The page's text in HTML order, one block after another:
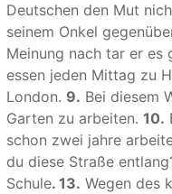
Deutschen den Mut
seinem Onkel
Meinung nach tar er es
essen jeden Mittag zu
London. 9. Bei diesem
Garten zu arbeiten. 10.
schon zwei jahre
du diese Straße
Schule. 13. Wegen des